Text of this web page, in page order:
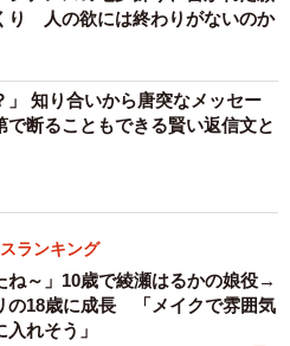
んを連れて待ち合わせ場所に現れま
ないことにモヤモヤしなが
り 人の欲には終わりがないのか
」 知り合いから唐突なメッセー
断ることもできる賢い返信文と
ランキング
ね～」10歳で綾瀬はるかの娘役→
の18歳に成長 「メイクで雰囲気
れそう」